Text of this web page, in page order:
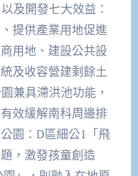
及開發七大效益：
提供產業用地促進
用地、建設公共設
及收容營建剩餘土
兼具滯洪池功能，
效緩解南科周邊排
園：D區細公1「飛
，激發孩童創造